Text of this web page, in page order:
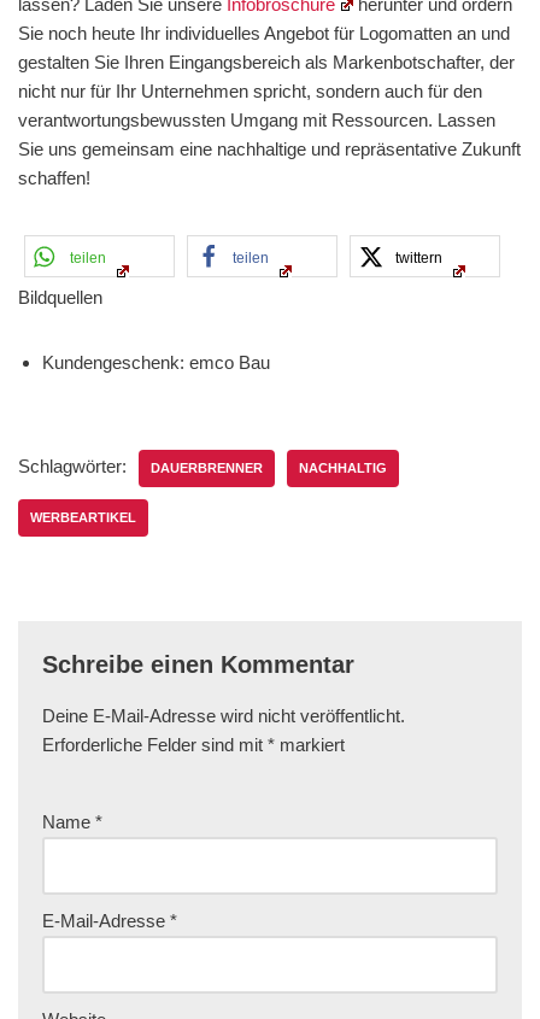
lassen? Laden Sie unsere Infobroschüre
herunter und ordern
Sie noch heute Ihr individuelles Angebot für Logomatten an und
gestalten Sie Ihren Eingangsbereich als Markenbotschafter, der
nicht nur für Ihr Unternehmen spricht, sondern auch für den
verantwortungsbewussten Umgang mit Ressourcen. Lassen
Sie uns gemeinsam eine nachhaltige und repräsentative Zukunft
schaffen!
teilen teilen twittern
Bildquellen
Kundengeschenk: emco Bau
Schlagwörter: DAUERBRENNER NACHHALTIG
WERBEARTIKEL
Schreibe einen Kommentar
Deine E-Mail-Adresse wird nicht veröffentlicht.
Erforderliche Felder sind mit * markiert
Name *
E-Mail-Adresse *